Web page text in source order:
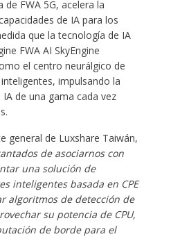
de FWA 5G, acelera la
de IA para los
que la tecnología de IA
FWA AI SkyEngine
el centro neurálgico de
impulsando la
de una gama cada vez
general de Luxshare Taiwán,
de asociarnos con
una solución de
inteligentes basada en CPE
algoritmos de detección de
su potencia de CPU,
de borde para el